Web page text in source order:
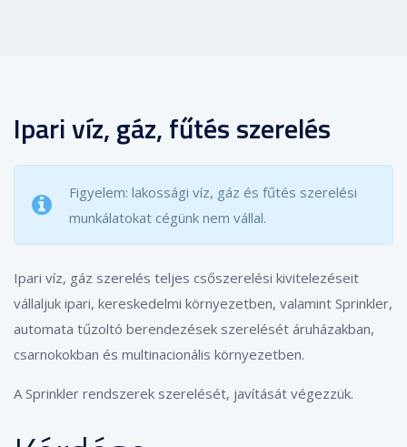
Ipari víz, gáz, fűtés szerelés
Figyelem: lakossági víz, gáz és fűtés szerelési
munkálatokat cégünk nem vállal.
Ipari víz, gáz szerelés teljes csőszerelési kivitelezéseit
vállaljuk ipari, kereskedelmi környezetben, valamint Sprinkler,
automata tűzoltó berendezések szerelését áruházakban,
csarnokokban és multinacionális környezetben.
A Sprinkler rendszerek szerelését, javítását végezzük.